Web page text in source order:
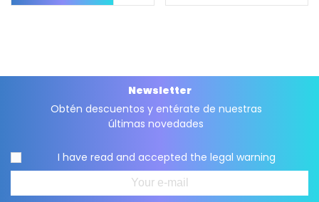
Newsletter
Obtén descuentos y entérate de nuestras
últimas novedades
I have read and accepted the legal warning